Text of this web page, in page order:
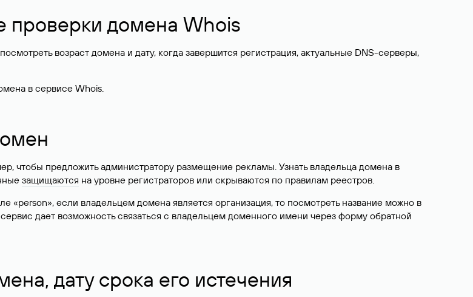
проверки домена Whois
возраст домена и дату, когда завершится регистрация, актуальные DNS-серверы,
в сервисе Whois.
чтобы предложить администратору размещение рекламы. Узнать владельца домена в
защищаются на уровне регистраторов или скрываются по правилам реестров.
«person», если владельцем домена является организация, то посмотреть название можно в
дает возможность связаться с владельцем доменного имени через форму обратной
дату срока его истечения